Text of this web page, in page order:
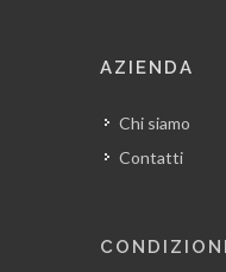
AZIENDA
Chi siamo
Contatti